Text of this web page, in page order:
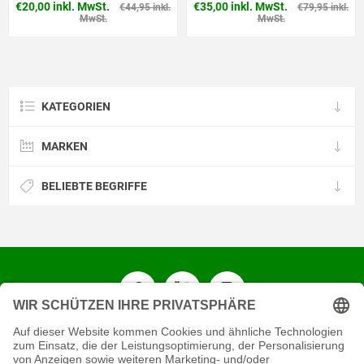
MwSt.
€44,95 inkl.
€35,00 inkl. MwSt.
€79,95 inkl.
€35,00 inkl.
KATEGORIEN
MARKEN
BELIEBTE BEGRIFFE